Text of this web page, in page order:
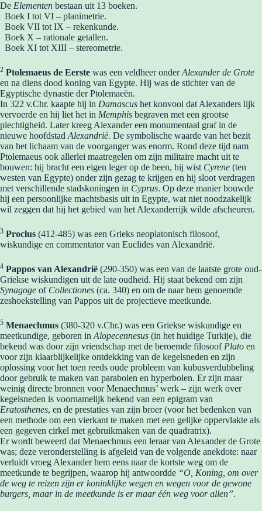
De Elementen bestaan uit 13 boeken.
Boek I tot VI – planimetrie.
Boek VII tot IX – rekenkunde.
Boek X – rationale getallen.
Boek XI tot XIII – stereometrie.
2 Ptolemaeus de Eerste was een veldheer onderAlexander de Grote
en na diens dood koning van Egypte. Hij was de stichter van de
Egyptische dynastie der Ptolemaeën.
In 322 v.Chr. kaapte hij in Damascus het konvooi dat Alexanders lijk
vervoerde en hij liet het in Memphis begraven met een grootse
plechtigheid. Later kreeg Alexander een monumentaal graf in de
nieuwe hoofdstad Alexandrië. De symbolische waarde van het bezit
van het lichaam van de voorganger was enorm. Rond deze tijd nam
Ptolemaeus ook allerlei maatregelen om zijn militaire macht uit te
bouwen: hij bracht een eigen leger op de been, hij wist Cyrene (ten
westen van Egypte) onder zijn gezag te krijgen en hij sloot verdragen
met verschillende stadskoningen in Cyprus. Op deze manier bouwde
hij een persoonlijke machtsbasis uit in Egypte, wat niet noodzakelijk
wil zeggen dat hij het gebied van het Alexanderrijk wilde afscheuren.
3 Proclus (412-485) was een Grieks neoplatonisch filosoof,
wiskundige en commentator van Euclides van Alexandrië.
4 Pappos van Alexandrië (290-350) was een van de laatste grote oud-
Griekse wiskundigen uit de late oudheid. Hij staat bekend om zijn
Synagoge of Collectiones (ca. 340) en om de naar hem genoemde
zeshoekstelling van Pappos uit de projectieve meetkunde.
5 Menaechmus (380-320 v.Chr.) was een Griekse wiskundige en
meetkundige, geboren in Alopecennesus (in het huidige Turkije), die
bekend was door zijn vriendschap met de beroemde filosoof Plato en
voor zijn klaarblijkelijke ontdekking van de kegelsneden en zijn
oplossing voor het toen reeds oude probleem van kubusverdubbeling
door gebruik te maken van parabolen en hyperbolen. Er zijn maar
weinig directe bronnen voor Menaechmus’ werk – zijn werk over
kegelsneden is voornamelijk bekend van een epigram van
Eratosthenes, en de prestaties van zijn broer (voor het bedenken van
een methode om een vierkant te maken met een gelijke oppervlakte als
een gegeven cirkel met gebruikmaken van de quadratrix).
Er wordt beweerd dat Menaechmus een leraar van Alexander de Grote
was; deze veronderstelling is afgeleid van de volgende anekdote: naar
verluidt vroeg Alexander hem eens naar de kortste weg om de
meetkunde te begrijpen, waarop hij antwoordde “O, Koning, om over
de weg te reizen zijn er koninklijke wegen en wegen voor de gewone
burgers, maar in de meetkunde is er maar één weg voor allen”.